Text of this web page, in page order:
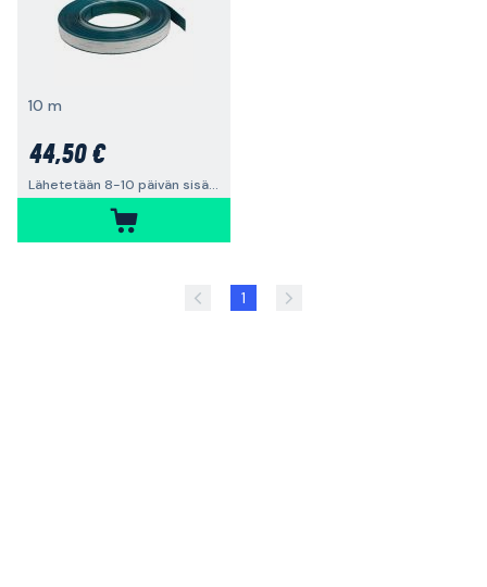
10 m
44,50 €
Lähetetään 8-10 päivän sisällä
1